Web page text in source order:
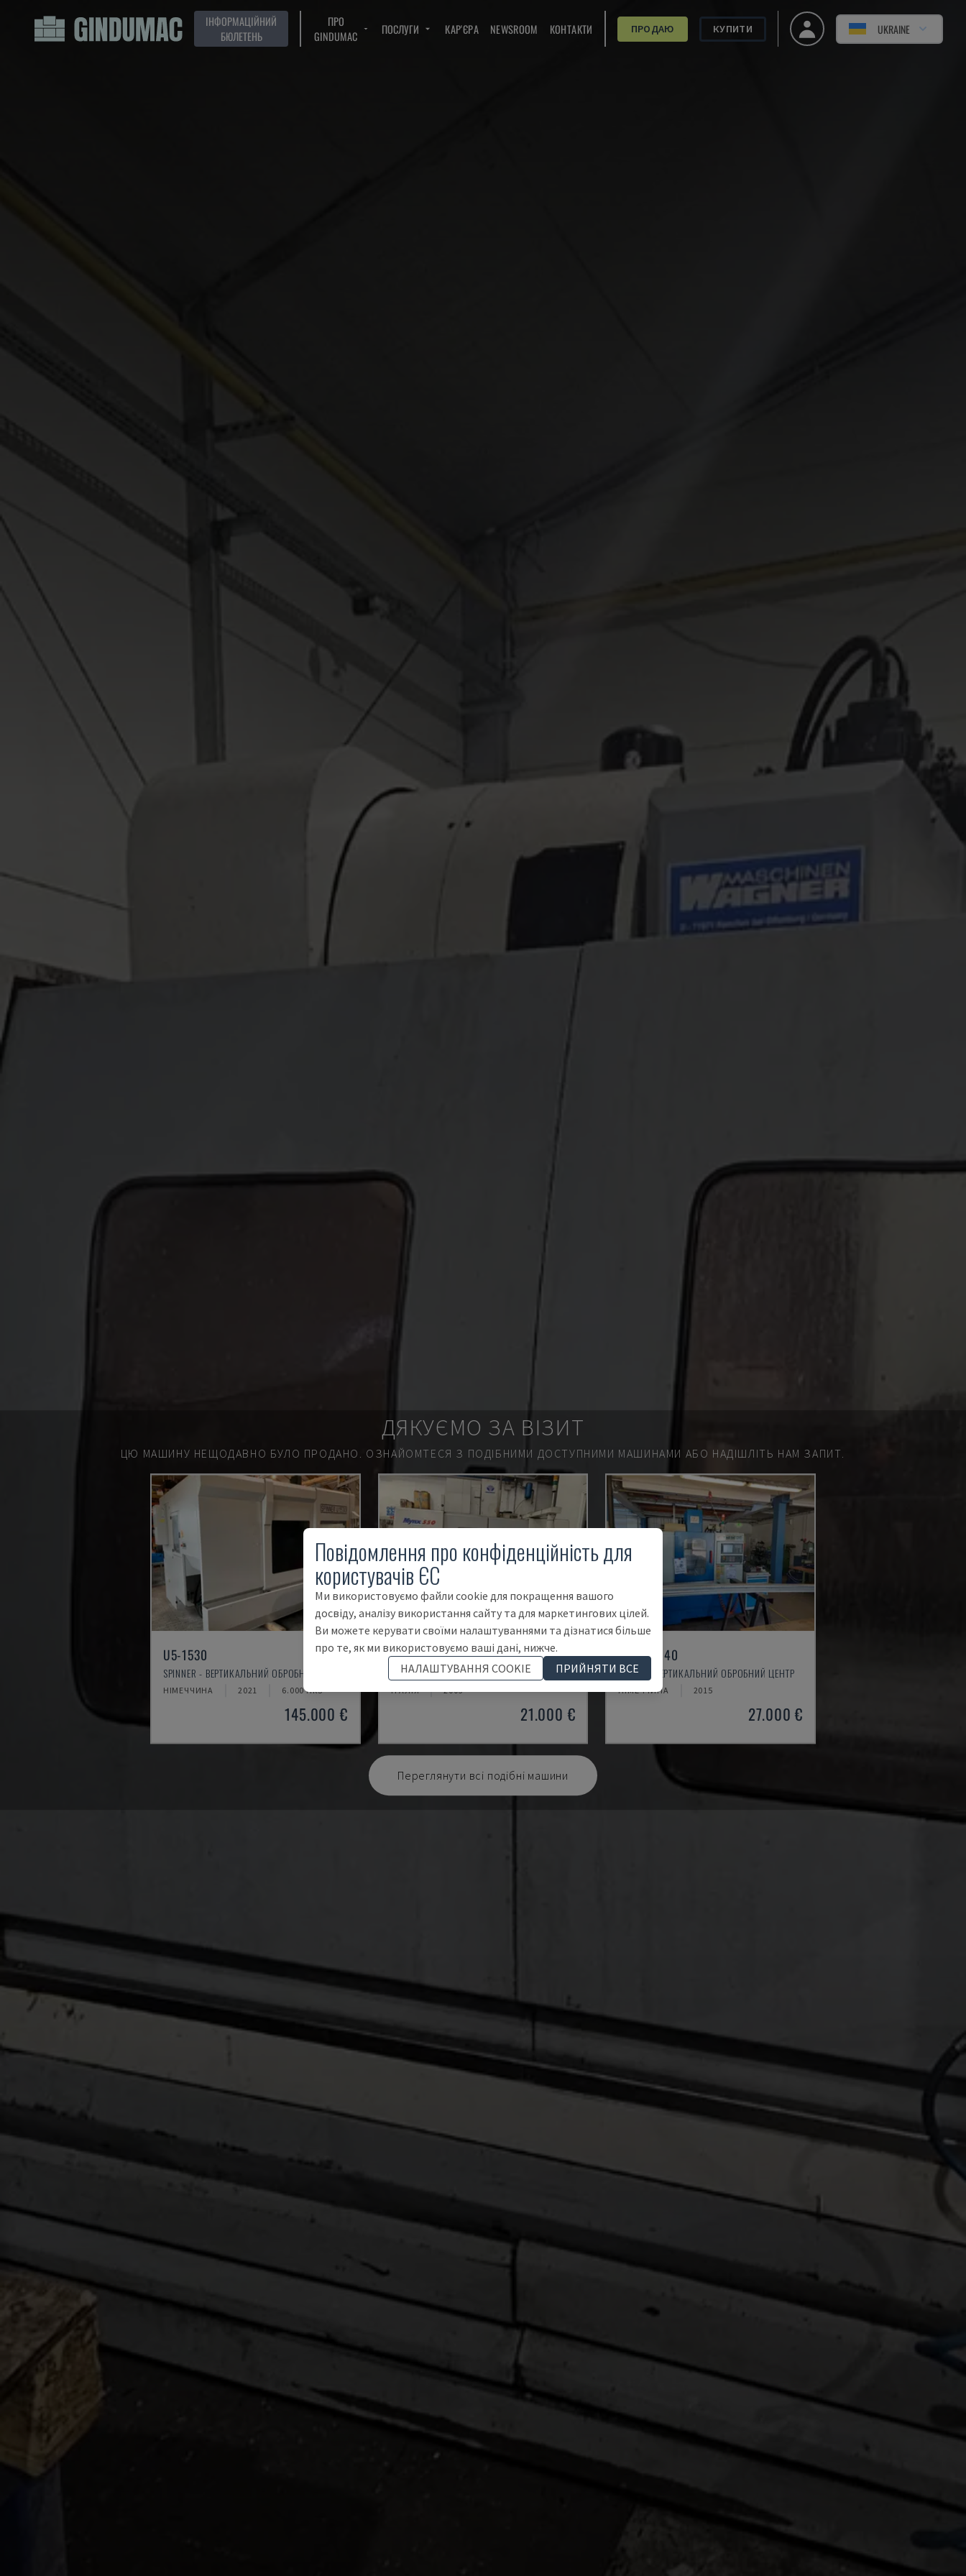
ІНФОРМАЦІЙНИЙ
БЮЛЕТЕНЬ
ПРО
GINDUMAC
ПОСЛУГИ КАР'ЄРА NEWSROOM КОНТАКТИ ПРОДАЮ КУПИТИ UKRAINE
ДЯКУЄМО ЗА ВІЗИТ
ЦЮ МАШИНУ НЕЩОДАВНО БУЛО ПРОДАНО. ОЗНАЙОМТЕСЯ З ПОДІБНИМИ ДОСТУПНИМИ МАШИНАМИ АБО НАДІШЛІТЬ НАМ ЗАПИТ.
U5-1530
SPINNER - ВЕРТИКАЛЬНИЙ ОБРОБНИЙ ЦЕНТР
НІМЕЧЧИНА 2021 6.000 HRS
145.000 €
MYNX 550
DAEWOO - ВЕРТИКАЛЬНИЙ ОБРОБНИЙ ЦЕНТР
ІТАЛІЯ 2003
21.000 €
X-MILL 640
KNUTH - ВЕРТИКАЛЬНИЙ ОБРОБНИЙ ЦЕНТР
НІМЕЧЧИНА 2015
27.000 €
Переглянути всі подібні машини
Повідомлення про конфіденційність для
користувачів ЄС
Ми використовуємо файли cookie для покращення вашого
досвіду, аналізу використання сайту та для маркетингових цілей.
Ви можете керувати своїми налаштуваннями та дізнатися більше
про те, як ми використовуємо ваші дані, нижче.
НАЛАШТУВАННЯ COOKIE
ПРИЙНЯТИ ВСЕ